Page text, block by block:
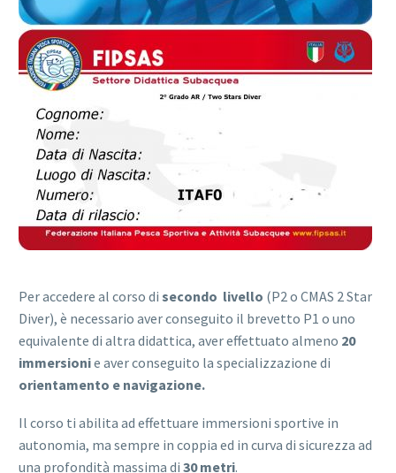
Per accedere al corso di secondo livello (P2 o CMAS 2 Star
Diver), è necessario aver conseguito il brevetto P1 o uno
equivalente di altra didattica, aver effettuato almeno 20
immersionie aver conseguito la specializzazione di
orientamento e navigazione.
Il corso ti abilita ad effettuare immersioni sportive in
autonomia, ma sempre in coppia ed in curva di sicurezza ad
una profondità massima di 30 metri.